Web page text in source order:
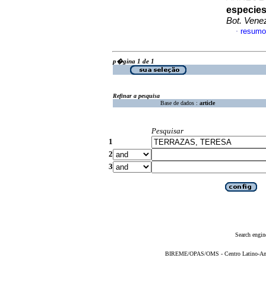
Bot.
·
p�gina 1 de 1
Refinar a pesquisa
Base de dados : article
Pesquisar
1
2
3
Search
BIREME/OPAS/OMS - Centro Latino-